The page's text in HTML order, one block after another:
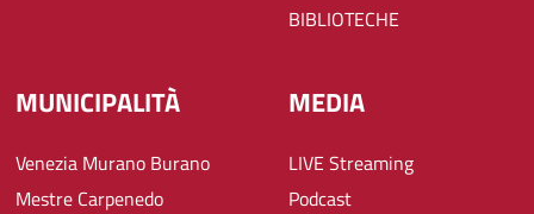
BIBLIOTECHE
MUNICIPALITÀ
Venezia Murano Burano
Mestre Carpenedo
MEDIA
LIVE Streaming
Podcast